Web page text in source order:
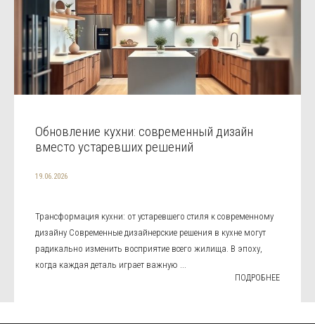
Обновление кухни: современный дизайн
вместо устаревших решений
19.06.2026
Трансформация кухни: от устаревшего стиля к современному
дизайну Современные дизайнерские решения в кухне могут
радикально изменить восприятие всего жилища. В эпоху,
когда каждая деталь играет важную ...
ПОДРОБНЕЕ